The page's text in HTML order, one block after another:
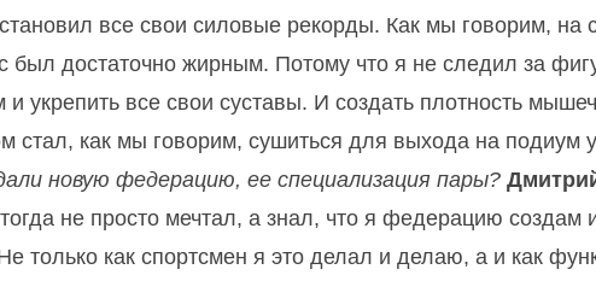
все свои силовые рекорды. Как мы говорим, на
был достаточно жирным. Потому что я не следил за
укрепить все свои суставы. И создать плотность
стал, как мы говорим, сушиться для выхода на подиум
новую федерацию, ее специализация пары?
не просто мечтал, а знал, что я федерацию создам
только как спортсмен я это делал и делаю, а и как